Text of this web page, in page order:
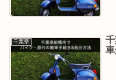
千葉県